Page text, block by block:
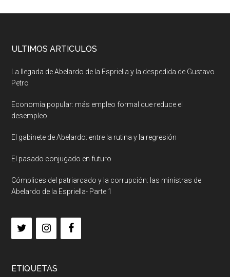
ULTIMOS ARTICULOS
La llegada de Abelardo de la Espriella y la despedida de Gustavo
Petro
Economía popular: más empleo formal que reduce el
desempleo
El gabinete de Abelardo: entre la rutina y la regresión
El pasado conjugado en futuro
Cómplices del patriarcado y la corrupción: las ministras de
Abelardo de la Espriella- Parte 1
ETIQUETAS